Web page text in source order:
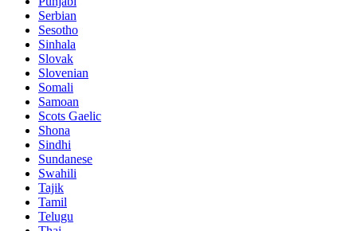
Serbian
Sesotho
Sinhala
Slovak
Slovenian
Somali
Samoan
Scots Gaelic
Shona
Sindhi
Sundanese
Swahili
Tajik
Tamil
Telugu